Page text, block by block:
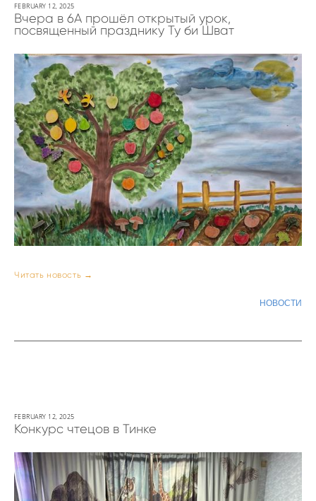
Вчера в 6А прошёл открытый урок,
посвященный празднику Ту би Шват
FEBRUARY 12, 2025
Читать новость →
НОВОСТИ
Конкурс чтецов в Тинке
FEBRUARY 12, 2025